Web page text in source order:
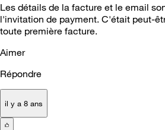
Les détails de la facture et le email
l'invitation de payment. C'était peut-
toute première facture.
Aimer
Répondre
il y a 8 ans